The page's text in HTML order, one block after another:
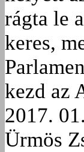
rágta le
keres,
kezd az
2017.
Ürmös